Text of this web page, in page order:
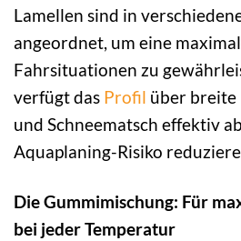
Lamellen sind in
angeordnet, um eine
Fahrsituationen zu
verfügt das Profil über breite
und Schneematsch effektiv
Aquaplaning-Risiko
Die Gummimischung: Für
bei jeder Temperatur